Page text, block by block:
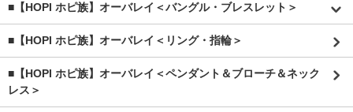
■【HOPI ホピ族】オーバレイ＜バングル・ブレスレット＞
■【HOPI ホピ族】オーバレイ＜リング・指輪＞
■【HOPI ホピ族】オーバレイ＜ペンダント＆ブローチ＆ネック
レス＞